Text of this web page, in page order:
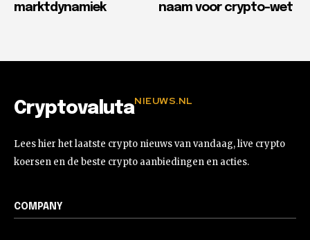
marktdynamiek
naam voor crypto-wet
CryptovalutaNIEUWS.NL
Lees hier het laatste crypto nieuws van vandaag, live crypto
koersen en de beste crypto aanbiedingen en acties.
COMPANY